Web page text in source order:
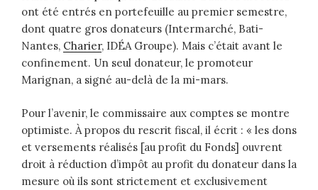
ont été entrés en portefeuille au premier semestre,
dont quatre gros donateurs (Intermarché, Bati-
Nantes, Charier, IDÉA Groupe). Mais c’était avant le
confinement. Un seul donateur, le promoteur
Marignan, a signé au-delà de la mi-mars.
Pour l’avenir, le commissaire aux comptes se montre
optimiste. À propos du rescrit fiscal, il écrit : « les dons
et versements réalisés [au profit du Fonds] ouvrent
droit à réduction d’impôt au profit du donateur dans la
mesure où ils sont strictement et exclusivement